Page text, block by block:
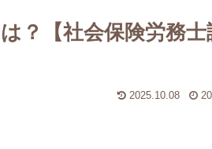
？【社会保険労務士
2025.10.08